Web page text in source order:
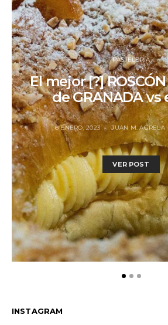
PASTELERÍA
El mejor [?] ROSCÓN
de GRANADA vs
6 ENERO, 2023 JUAN M. AGRELA
VER POST
INSTAGRAM